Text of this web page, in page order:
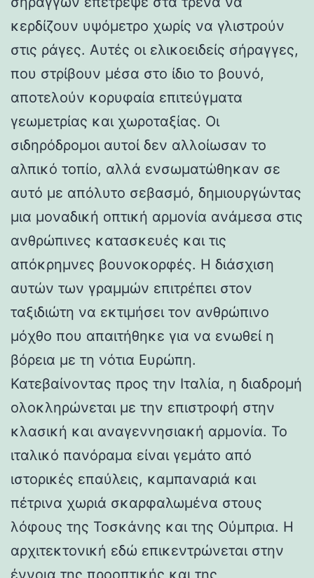
κερδίζουν υψόμετρο χωρίς να γλιστρούν
στις ράγες. Αυτές οι ελικοειδείς σήραγγες,
που στρίβουν μέσα στο ίδιο το βουνό,
αποτελούν κορυφαία επιτεύγματα
γεωμετρίας και χωροταξίας. Οι
σιδηρόδρομοι αυτοί δεν αλλοίωσαν το
αλπικό τοπίο, αλλά ενσωματώθηκαν σε
αυτό με απόλυτο σεβασμό, δημιουργώντας
μια μοναδική οπτική αρμονία ανάμεσα στις
ανθρώπινες κατασκευές και τις
απόκρημνες βουνοκορφές. Η διάσχιση
αυτών των γραμμών επιτρέπει στον
ταξιδιώτη να εκτιμήσει τον ανθρώπινο
μόχθο που απαιτήθηκε για να ενωθεί η
βόρεια με τη νότια Ευρώπη.
Κατεβαίνοντας προς την Ιταλία, η διαδρομή
ολοκληρώνεται με την επιστροφή στην
κλασική και αναγεννησιακή αρμονία. Το
ιταλικό πανόραμα είναι γεμάτο από
ιστορικές επαύλεις, καμπαναριά και
πέτρινα χωριά σκαρφαλωμένα στους
λόφους της Τοσκάνης και της Ούμπρια. Η
αρχιτεκτονική εδώ επικεντρώνεται στην
έννοια της προοπτικής και της